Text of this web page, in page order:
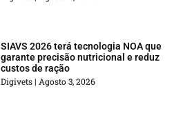
SIAVS 2026 terá tecnologia NOA que
garante precisão nutricional e reduz
custos de ração
Digivets Agosto 3, 2026